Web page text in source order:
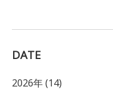
DATE
2026年 (14)